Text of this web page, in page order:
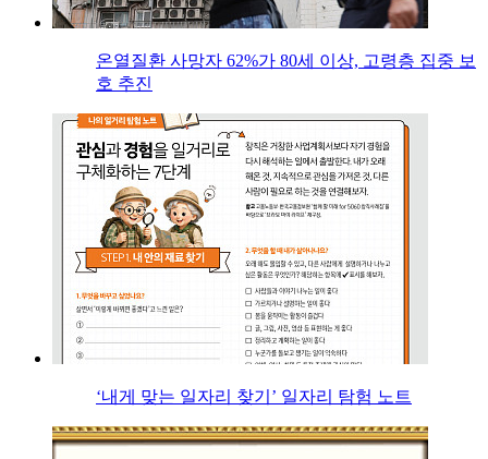
온열질환 사망자 62%가 80세 이상, 고령층 집중 보
호 추진
‘내게 맞는 일자리 찾기’ 일자리 탐험 노트